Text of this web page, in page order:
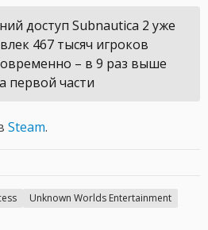
доступ Subnautica 2 уже
467 тысяч игроков
– в 9 раз выше
первой части
Steam.
Unknown Worlds Entertainment